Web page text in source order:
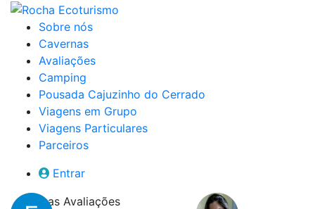
Sobre nós
Cavernas
Avaliações
Camping
Pousada Cajuzinho do Cerrado
Viagens em Grupo
Viagens Particulares
Parceiros
Entrar
Nossas Avaliações